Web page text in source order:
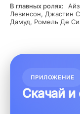
В главных ролях:
Левинсон, Джастин
Дамуд, Ромель Де
ПРИЛОЖЕНИЕ
Скачай и